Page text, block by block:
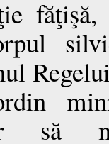
făţişă,
să